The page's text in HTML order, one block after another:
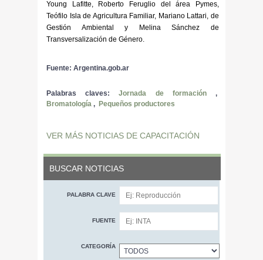
Young Lafitte, Roberto Feruglio del área Pymes,
Teófilo Isla de Agricultura Familiar, Mariano Lattari, de
Gestión Ambiental y Melina Sánchez de
Transversalización de Género.
Fuente: Argentina.gob.ar
Palabras claves:Jornada de formación,
Bromatología , Pequeños productores
VER MÁS NOTICIAS DE CAPACITACIÓN
BUSCAR NOTICIAS
PALABRA CLAVE
FUENTE
CATEGORÍA